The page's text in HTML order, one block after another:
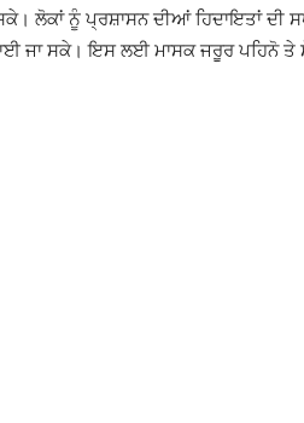
ਲੋਕਾਂ ਨੂੰ ਪ੍ਰਸ਼ਾਸਨ ਦੀਆਂ ਹਿਦਾਇਤਾਂ ਦੀ
ਜਾ ਸਕੇ। ਇਸ ਲਈ ਮਾਸਕ ਜਰੂਰ ਪਹਿਨੋ ਤੇ